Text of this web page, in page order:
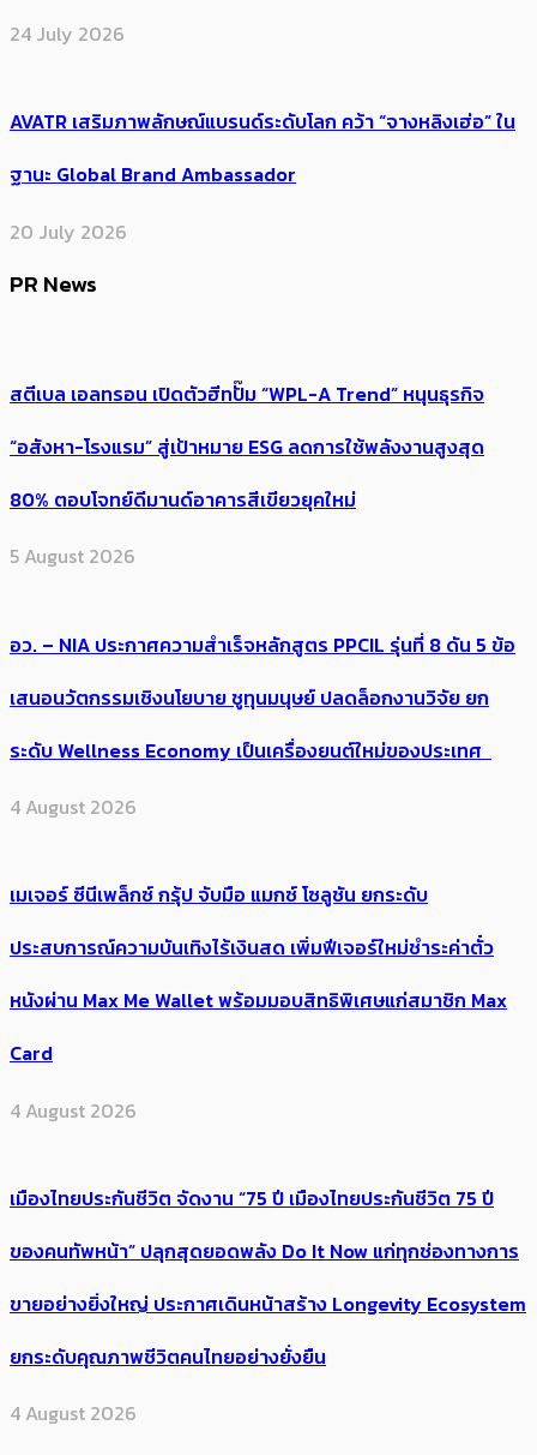
24 July 2026
AVATR เสริมภาพลักษณ์แบรนด์ระดับโลก คว้า “จางหลิงเฮ่อ” ใน
ฐานะ Global Brand Ambassador
20 July 2026
PR News
สตีเบล เอลทรอน เปิดตัวฮีทปั๊ม “WPL-A Trend” หนุนธุรกิจ
“อสังหา-โรงแรม” สู่เป้าหมาย ESG ลดการใช้พลังงานสูงสุด
80% ตอบโจทย์ดีมานด์อาคารสีเขียวยุคใหม่
5 August 2026
อว. – NIA ประกาศความสำเร็จหลักสูตร PPCIL รุ่นที่ 8 ดัน 5 ข้อ
เสนอนวัตกรรมเชิงนโยบาย ชูทุนมนุษย์ ปลดล็อกงานวิจัย ยก
ระดับ Wellness Economy เป็นเครื่องยนต์ใหม่ของประเทศ
4 August 2026
เมเจอร์ ซีนีเพล็กซ์ กรุ้ป จับมือ แมกซ์ โซลูชัน ยกระดับ
ประสบการณ์ความบันเทิงไร้เงินสด เพิ่มฟีเจอร์ใหม่ชำระค่าตั๋ว
หนังผ่าน Max Me Wallet พร้อมมอบสิทธิพิเศษแก่สมาชิก Max
Card
4 August 2026
เมืองไทยประกันชีวิต จัดงาน “75 ปี เมืองไทยประกันชีวิต 75 ปี
ของคนทัพหน้า” ปลุกสุดยอดพลัง Do It Now แก่ทุกช่องทางการ
ขายอย่างยิ่งใหญ่ ประกาศเดินหน้าสร้าง Longevity Ecosystem
ยกระดับคุณภาพชีวิตคนไทยอย่างยั่งยืน
4 August 2026